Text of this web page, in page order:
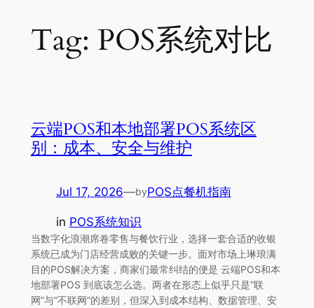
Tag: POS系统对比
云端POS和本地部署POS系统区
别：成本、安全与维护
Jul 17, 2026—byPOS点餐机指南
in POS系统知识
当数字化浪潮席卷零售与餐饮行业，选择一套合适的收银
系统已成为门店经营成败的关键一步。面对市场上琳琅满
目的POS解决方案，商家们最常纠结的便是 云端POS和本
地部署POS 到底该怎么选。两者在形态上似乎只是“联
网”与“不联网”的差别，但深入到成本结构、数据管理、安